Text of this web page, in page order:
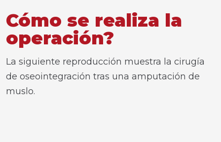
Cómo se realiza la
operación?
La siguiente reproducción muestra la cirugía
de oseointegración tras una amputación de
muslo.